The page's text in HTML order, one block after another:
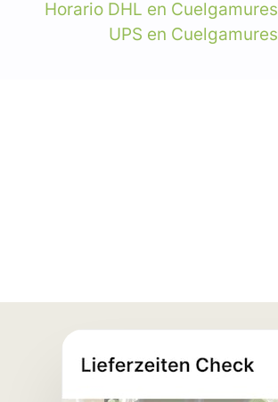
Horario DHL en Cuelgamures
UPS en Cuelgamures